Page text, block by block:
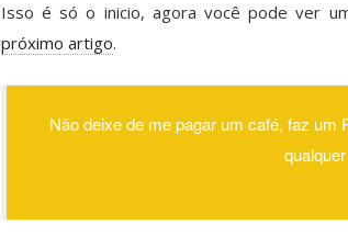
Isso é só o inicio, agora você pode ver
próximo artigo.
Não deixe de me pagar um café, faz um